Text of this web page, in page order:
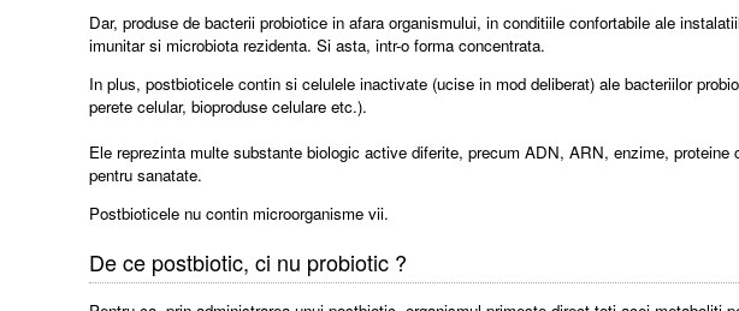
Dar, produse de bacterii probiotice in afara organismului, in conditiile confortabile ale
imunitar si microbiota rezidenta. Si asta, intr-o forma concentrata.
In plus, postbioticele contin si celulele inactivate (ucise in mod deliberat) ale bacteriilor
perete celular, bioproduse celulare etc.).
Ele reprezinta multe substante biologic active diferite, precum ADN, ARN, enzime,
pentru sanatate.
Postbioticele nu contin microorganisme vii.
De ce postbiotic, ci nu probiotic ?